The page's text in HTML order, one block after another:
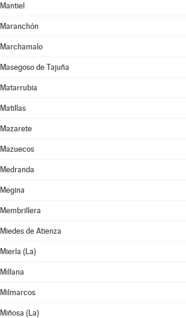
Mantiel
Maranchón
Marchamalo
Masegoso de Tajuña
Matarrubia
Matillas
Mazarete
Mazuecos
Medranda
Megina
Membrillera
Miedes de Atienza
Mierla (La)
Millana
Milmarcos
Miñosa (La)